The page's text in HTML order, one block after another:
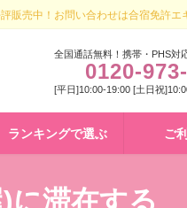
売中！お問い合わせは合宿免許エ
全国通話無料！携帯・PHS対
0120-
[平日]10:00-19:00 [土日祝
ランキングで選ぶ ご
に滞在する